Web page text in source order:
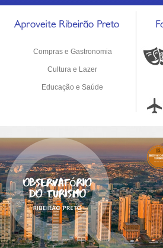
Compras e Gastronomia
Cultura e Lazer
Educação e Saúde